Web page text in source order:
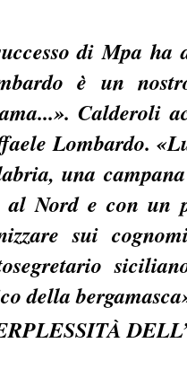
di Mpa ha
è un
Calderoli
Lombardo.
una
al Nord e con un
sui
della